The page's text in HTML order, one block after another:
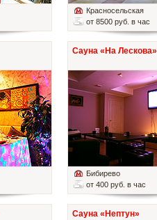
Красносельская
от 8500 руб. в час
Сауна «На Лескова»
Бибирево
от 400 руб. в час
Сауна «Нептун»